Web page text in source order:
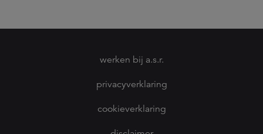
werken bij a.s.r.
privacyverklaring
cookieverklaring